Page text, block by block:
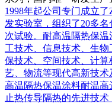
1998年起公司专门成立
发实验室，组织了20多
次试验。耐高温隔热保
工技术、信息技术、生
保技术、空间技术、计
艺、物流等现代高新技
高温隔热保温涂料耐温
止热传导隔热的先进技